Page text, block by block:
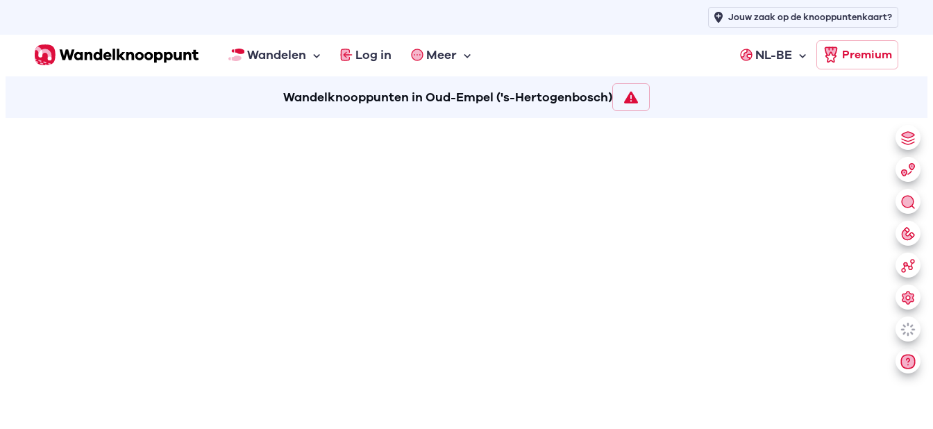
Wandelen Log in Meer NL-BE Premium
Jouw zaak op de knooppuntenkaart?
Wandelknooppunten in Oud-Empel ('s-Hertogenbosch)